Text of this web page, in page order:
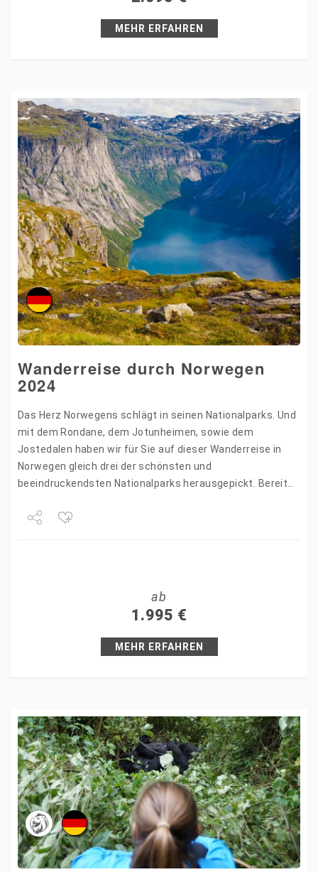
MEHR ERFAHREN
Wanderreise durch Norwegen
2024
Das Herz Norwegens schlägt in seinen Nationalparks. Und
mit dem Rondane, dem Jotunheimen, sowie dem
Jostedalen haben wir für Sie auf dieser Wanderreise in
Norwegen gleich drei der schönsten und
beeindruckendsten Nationalparks herausgepickt. Bereits
ab
1.995 €
MEHR ERFAHREN